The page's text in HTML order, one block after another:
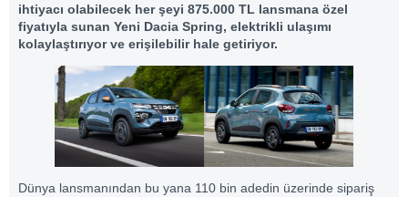
ihtiyacı olabilecek her şeyi 875.000 TL lansmana özel
fiyatıyla sunan Yeni Dacia Spring, elektrikli ulaşımı
kolaylaştırıyor ve erişilebilir hale getiriyor.
Dünya lansmanından bu yana 110 bin adedin üzerinde sipariş